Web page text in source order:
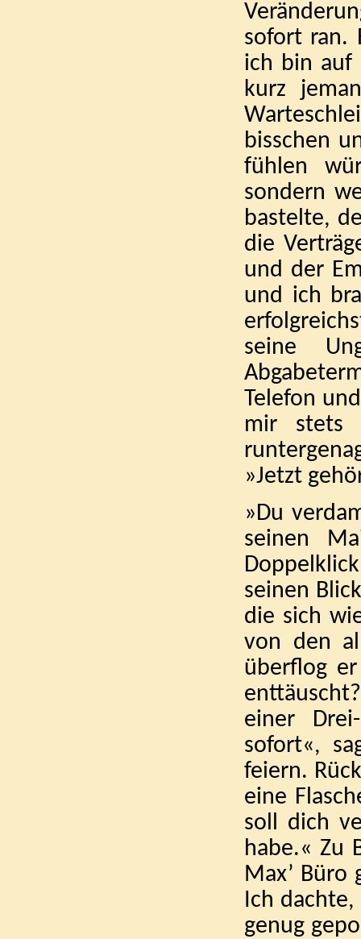
sofort ran.
ich bin auf
kurz
bisschen
fühlen
sondern
bastelte,
die
und der
und ich
seine
Telefon
mir stets
»Jetzt
»Du
seinen
seinen
die sich
von den
überflog
einer
sofort«,
feiern.
eine
soll dich
habe.« Zu
Max’
Ich
genug